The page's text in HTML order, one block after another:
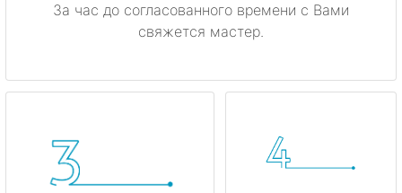
За час до согласованного времени с Вами
свяжется мастер.